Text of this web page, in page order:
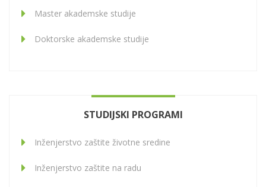
Master akademske studije
Doktorske akademske studije
STUDIJSKI PROGRAMI
Inženjerstvo zaštite životne sredine
Inženjerstvo zaštite na radu